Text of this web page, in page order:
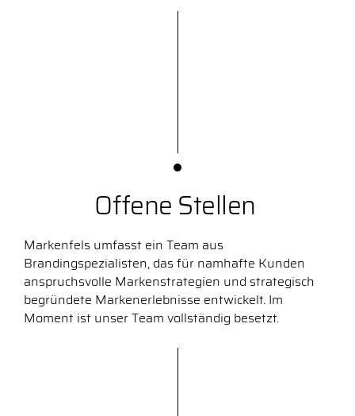
Offene Stellen
Markenfels umfasst ein Team aus
Brandingspezialisten, das für namhafte Kunden
anspruchsvolle Markenstrategien und strategisch
begründete Markenerlebnisse entwickelt. Im
Moment ist unser Team vollständig besetzt.